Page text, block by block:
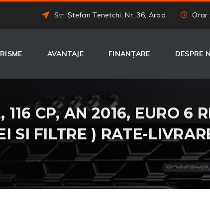
Str. Ștefan Tenetchi, Nr. 36, Arad
AVANTAJE FINANȚARE DESPRE
CP, AN 2016, EURO 6
SI FILTRE ) RATE-